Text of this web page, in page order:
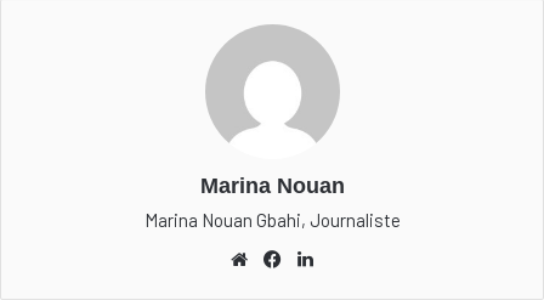
Marina Nouan
Marina Nouan Gbahi, Journaliste
We
Fa